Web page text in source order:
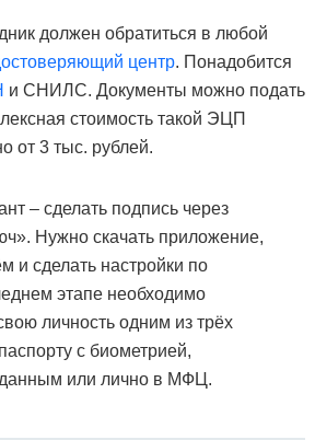
должен обратиться в любой
центр. Понадобится
и СНИЛС. Документы можно подать
стоимость такой ЭЦП
от 3 тыс. рублей.
– сделать подпись через
Нужно скачать приложение,
и сделать настройки по
этапе необходимо
личность одним из трёх
с биометрией,
или лично в МФЦ.